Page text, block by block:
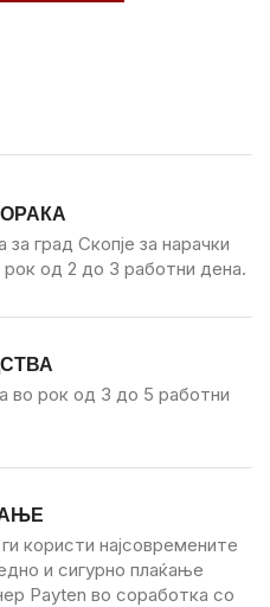
град Скопје за нарачки
од 2 до 3 работни дена.
во рок од 3 до 5 работни
користи најсовремените
и сигурно плаќање
Payten во соработка со